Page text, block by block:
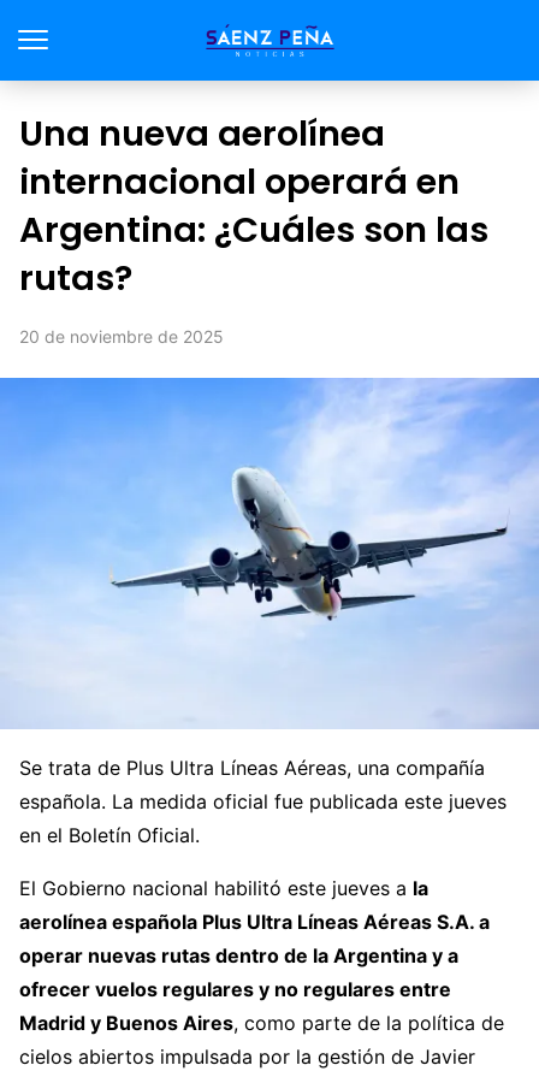
Una nueva aerolínea
internacional operará en
Argentina: ¿Cuáles son las
rutas?
20 de noviembre de 2025
Se trata de Plus Ultra Líneas Aéreas, una compañía
española. La medida oficial fue publicada este jueves
en el Boletín Oficial.
El Gobierno nacional habilitó este jueves a la
aerolínea española Plus Ultra Líneas Aéreas S.A. a
operar nuevas rutas dentro de la Argentina y a
ofrecer vuelos regulares y no regulares entre
Madrid y Buenos Aires, como parte de la política de
cielos abiertos impulsada por la gestión de Javier